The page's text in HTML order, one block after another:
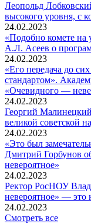
Леопольд
высокого уровня, с
24.02.2023
«Подобно комете на
А.Л. Асеев о
24.02.2023
«Его передача до
стандартом».
«Очевидного —
24.02.2023
Георгий
великой советской
24.02.2023
«Это был
Дмитрий Горбунов
невероятное»
24.02.2023
Ректор РосНОУ
невероятное» — это
24.02.2023
Смотреть все